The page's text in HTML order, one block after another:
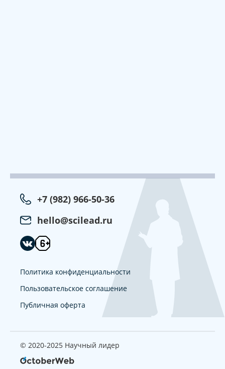
+7 (982) 966-50-36
hello@scilead.ru
Политика конфиденциальности
Пользовательское соглашение
Публичная оферта
© 2020-2025 Научный лидер